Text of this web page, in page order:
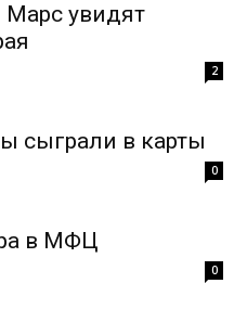
Марс увидят
2
сыграли в карты
0
в МФЦ
0